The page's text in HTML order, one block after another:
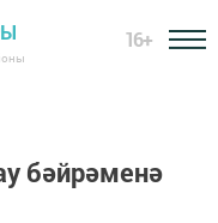
16+
бәйрәменә